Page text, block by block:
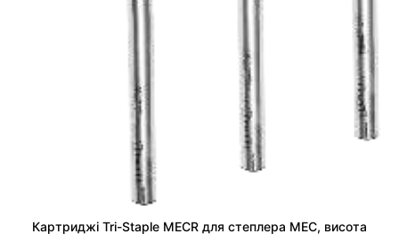
Картриджі Tri-Staple MECR для степлера MEC, висота